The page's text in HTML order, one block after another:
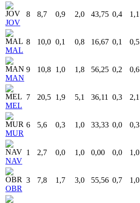
JOV
8 8,7 0,9 2,0 43,75 0,4 1,1
MAL
8 10,0 0,1 0,8 16,67 0,1 0,5
MAN
9 10,8 1,0 1,8 56,25 0,2 0,6
MEL
7 20,5 1,9 5,1 36,11 0,3 2,1
MUR
6 5,6 0,3 1,0 33,33 0,0 0,3
NAV
1 2,7 0,0 1,0 0,00 0,0 1,0
OBR
3 7,8 1,7 3,0 55,56 0,7 1,0